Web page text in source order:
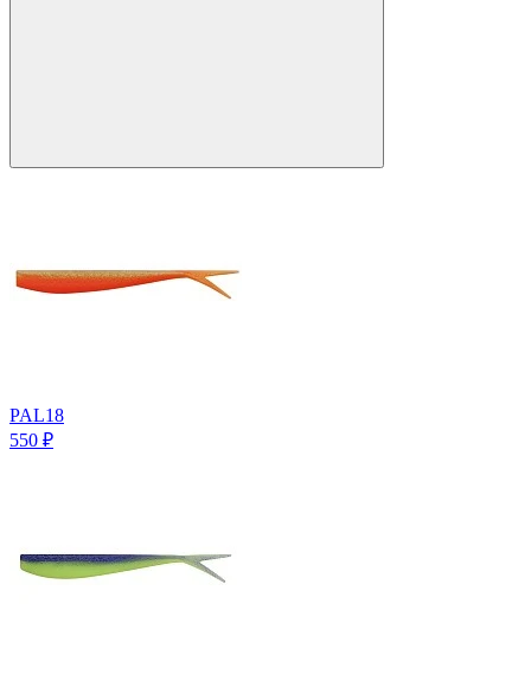
PAL18
550 ₽